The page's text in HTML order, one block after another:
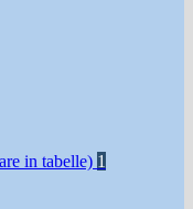
in tabelle) 1